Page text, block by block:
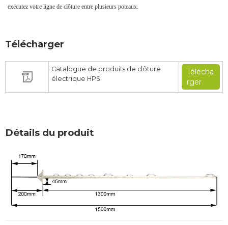
exécutez votre ligne de clôture entre plusieurs poteaux.
Télécharger
Catalogue de produits de clôture
électrique HPS
Télécha
rger
Détails du produit